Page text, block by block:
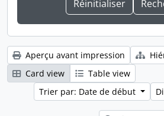
Aperçu avant impression
Card view
Table view
Trier par: Date de début